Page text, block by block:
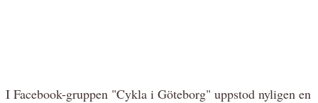
I Facebook-gruppen "Cykla i Göteborg" uppstod nyligen en